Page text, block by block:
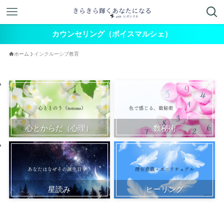
カウンセリング（ボイスマルシェ）
ホーム インクルーシブ教育
心とからだ（心理） 数秘術
星読み ヒーリング